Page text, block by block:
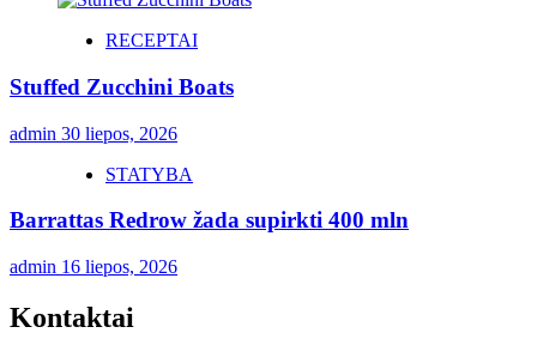
RECEPTAI
Stuffed Zucchini Boats
admin 30 liepos, 2026
STATYBA
Barrattas Redrow žada supirkti 400 mln
admin 16 liepos, 2026
Kontaktai